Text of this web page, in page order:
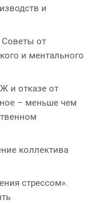
и
Советы от
и ментального
и отказе от
– меньше чем
коллектива
стрессом».